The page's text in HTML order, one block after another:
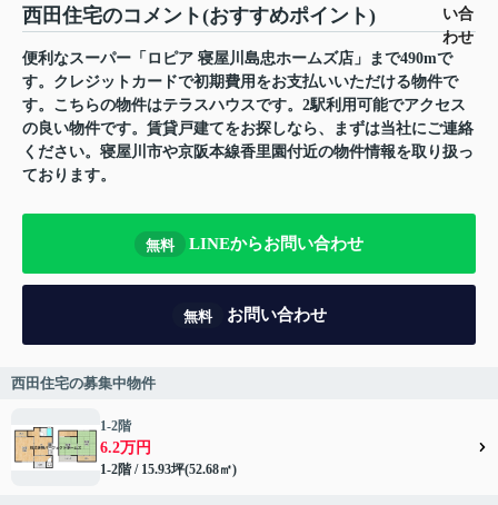
い合
わせ
西田住宅のコメント(おすすめポイント)
便利なスーパー「ロピア 寝屋川島忠ホームズ店」まで490mで
す。クレジットカードで初期費用をお支払いいただける物件で
す。こちらの物件はテラスハウスです。2駅利用可能でアクセス
の良い物件です。賃貸戸建てをお探しなら、まずは当社にご連絡
ください。寝屋川市や京阪本線香里園付近の物件情報を取り扱っ
ております。
無料 LINEからお問い合わせ
無料 お問い合わせ
西田住宅の募集中物件
1-2階
6.2万円
1-2階 / 15.93坪(52.68㎡)